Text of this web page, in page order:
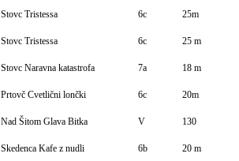
Stovc Tristessa 6c
25m
Stovc Tristessa 6c
25 m
Stovc Naravna katastrofa 7a
18 m
Prtovč Cvetlični lončki 6c
20m
Nad Šitom Glava Bitka V
130
Skedenca Kafe z nudli 6b 20 m